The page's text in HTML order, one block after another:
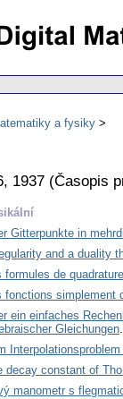
a fysiky
1937 (Časopis
Gitterpunkte in
and a duality
formules de
fonctions simplement
ein einfaches
Gleichungen
decay constant of
manometr s